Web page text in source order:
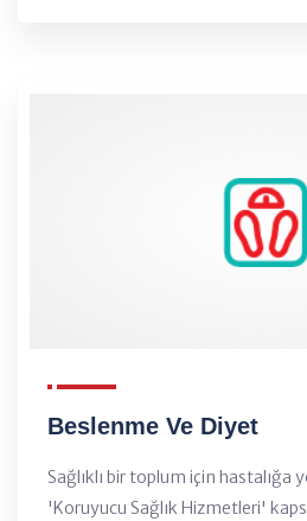
Beslenme Ve Diyet
Sağlıklı bir toplum için hastalığa
'Koruyucu Sağlık Hizmetleri'